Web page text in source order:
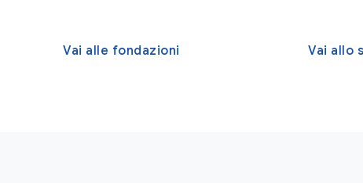
Vai alle fondazioni Vai allo